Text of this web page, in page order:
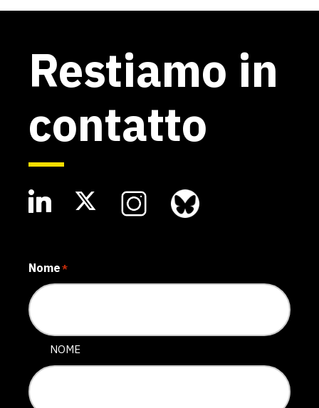
Restiamo in
contatto
Nome*
NOME